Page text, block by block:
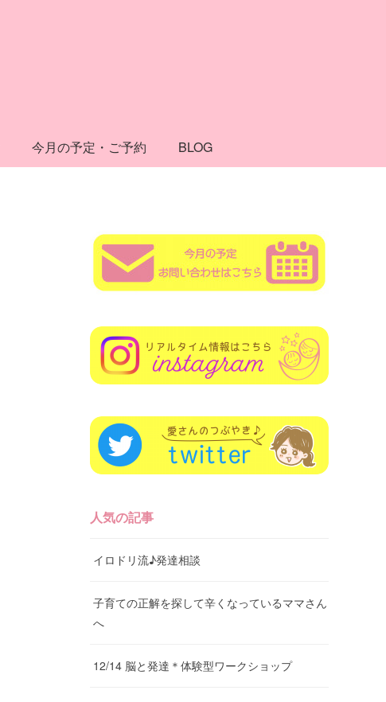
今月の予定・ご予約 BLOG
人気の記事
イロドリ流♪発達相談
子育ての正解を探して辛くなっているママさん
へ
12/14 脳と発達＊体験型ワークショップ